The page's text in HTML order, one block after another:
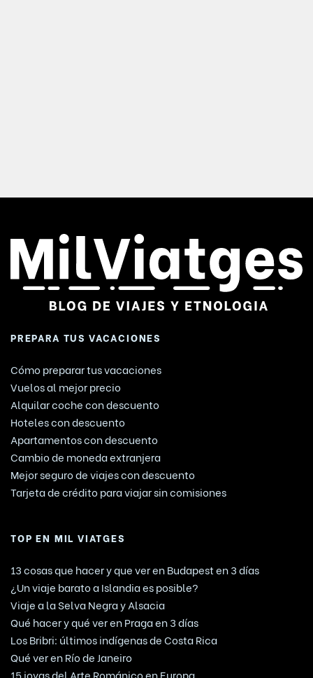
PREPARA TUS VACACIONES
Cómo preparar tus vacaciones
Vuelos al mejor precio
Alquilar coche con descuento
Hoteles con descuento
Apartamentos con descuento
Cambio de moneda extranjera
Mejor seguro de viajes con descuento
Tarjeta de crédito para viajar sin comisiones
TOP EN MIL VIATGES
13 cosas que hacer y que ver en Budapest en 3 días
¿Un viaje barato a Islandia es posible?
Viaje a la Selva Negra y Alsacia
Qué hacer y qué ver en Praga en 3 días
Los Bribri: últimos indígenas de Costa Rica
Qué ver en Río de Janeiro
15 joyas del Arte Románico en Europa